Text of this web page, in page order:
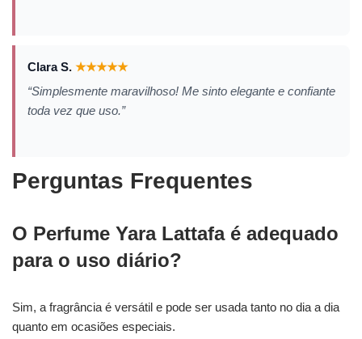
Clara S. ★★★★★
“Simplesmente maravilhoso! Me sinto elegante e confiante
toda vez que uso.”
Perguntas Frequentes
O Perfume Yara Lattafa é adequado
para o uso diário?
Sim, a fragrância é versátil e pode ser usada tanto no dia a dia
quanto em ocasiões especiais.